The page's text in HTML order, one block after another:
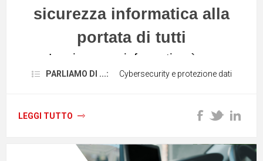
sicurezza informatica alla
portata di tutti
La sicurezza informatica è un
argomento tecnico complesso che molti
portandoli, molto spesso, a
trascurare la
È per questo che la sicurezza
PARLIAMO DI ...: Cybersecurity e protezione dati
LEGGI TUTTO